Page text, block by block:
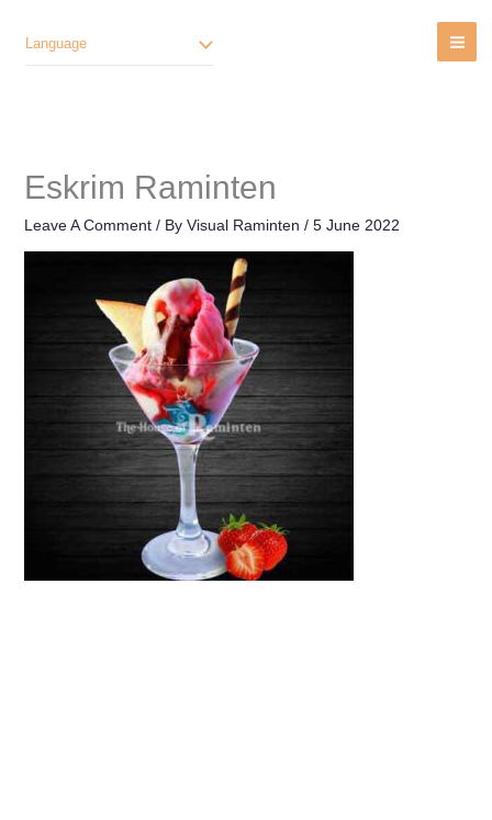
Language
Eskrim Raminten
Leave A Comment / By Visual Raminten / 5 June 2022